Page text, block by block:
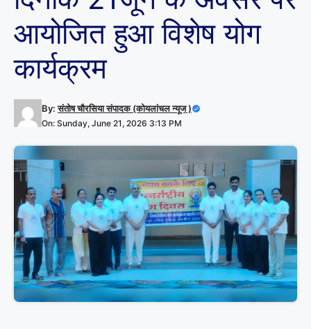
आयोजित हुआ विशेष योग
कार्यक्रम
By:संतोष चौरसिया संपादक (कोयलांचल न्यूज )
On: Sunday, June 21, 2026 3:13 PM